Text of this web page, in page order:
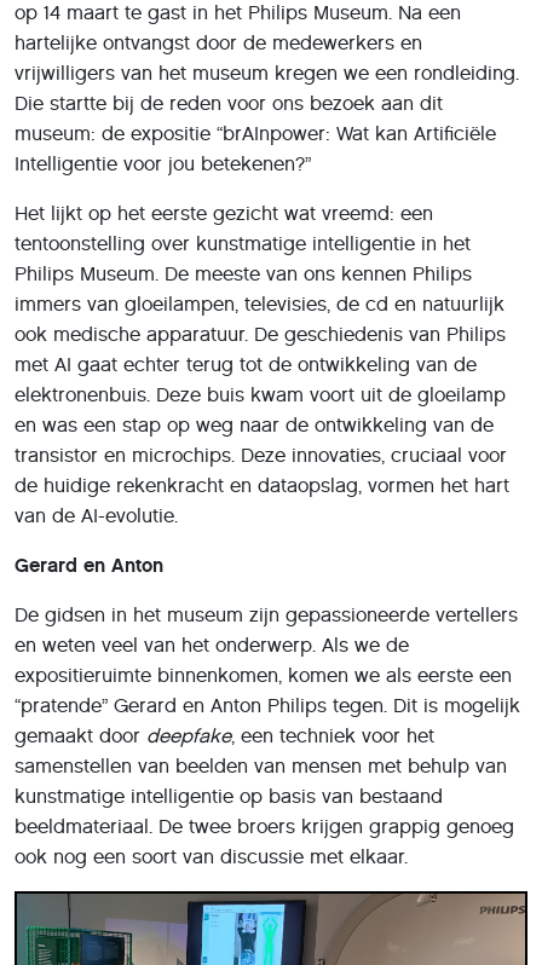
op 14 maart te gast in het Philips Museum. Na een
hartelijke ontvangst door de medewerkers en
vrijwilligers van het museum kregen we een rondleiding.
Die startte bij de reden voor ons bezoek aan dit
museum: de expositie “brAInpower: Wat kan Artificiële
Intelligentie voor jou betekenen?”
Het lijkt op het eerste gezicht wat vreemd: een
tentoonstelling over kunstmatige intelligentie in het
Philips Museum. De meeste van ons kennen Philips
immers van gloeilampen, televisies, de cd en natuurlijk
ook medische apparatuur. De geschiedenis van Philips
met AI gaat echter terug tot de ontwikkeling van de
elektronenbuis. Deze buis kwam voort uit de gloeilamp
en was een stap op weg naar de ontwikkeling van de
transistor en microchips. Deze innovaties, cruciaal voor
de huidige rekenkracht en dataopslag, vormen het hart
van de AI-evolutie.
Gerard en Anton
De gidsen in het museum zijn gepassioneerde vertellers
en weten veel van het onderwerp. Als we de
expositieruimte binnenkomen, komen we als eerste een
“pratende” Gerard en Anton Philips tegen. Dit is mogelijk
gemaakt door deepfake, een techniek voor het
samenstellen van beelden van mensen met behulp van
kunstmatige intelligentie op basis van bestaand
beeldmateriaal. De twee broers krijgen grappig genoeg
ook nog een soort van discussie met elkaar.